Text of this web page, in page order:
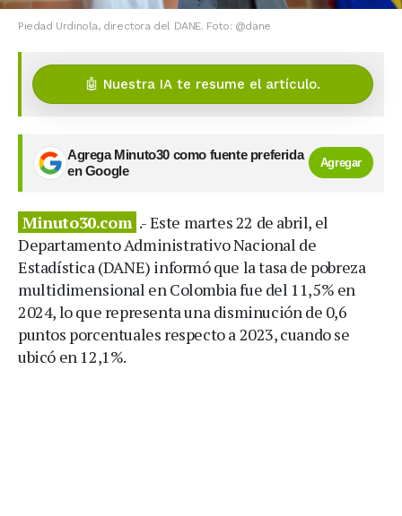
Piedad Urdinola, directora del DANE. Foto: @dane
🤖 Nuestra IA te resume el artículo.
Agrega Minuto30 como fuente preferida
en Google
Agregar
Minuto30.com .- Este martes 22 de abril, el
Departamento Administrativo Nacional de
Estadística (DANE) informó que la tasa de pobreza
multidimensional en Colombia fue del 11,5% en
2024, lo que representa una disminución de 0,6
puntos porcentuales respecto a 2023, cuando se
ubicó en 12,1%.